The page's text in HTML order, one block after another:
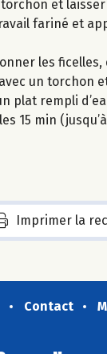
torchon et
fariné et
les
un torchon
plat rempli
15 min
Imprimer la
Contact